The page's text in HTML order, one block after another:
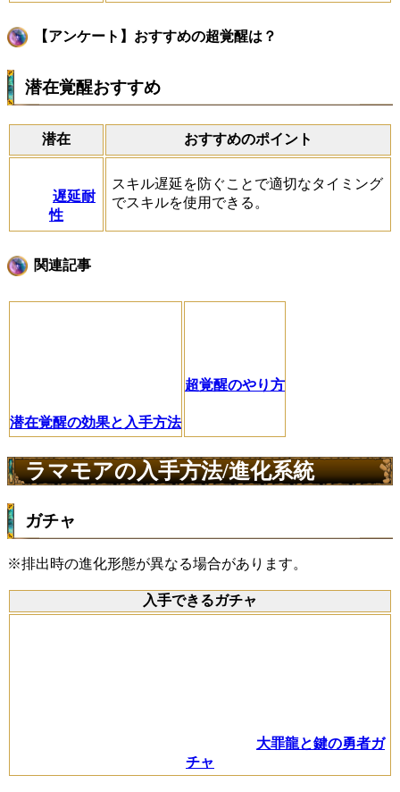
【アンケート】おすすめの超覚醒は？
潜在覚醒おすすめ
潜在 おすすめのポイント
遅延耐
性
スキル遅延を防ぐことで適切なタイミング
でスキルを使用できる。
関連記事
潜在覚醒の効果と入手方法
超覚醒のやり方
ラマモアの入手方法/進化系統
ガチャ
※排出時の進化形態が異なる場合があります。
入手できるガチャ
大罪龍と鍵の勇者ガ
チャ